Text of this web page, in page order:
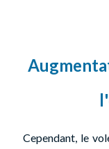
Cependant, le